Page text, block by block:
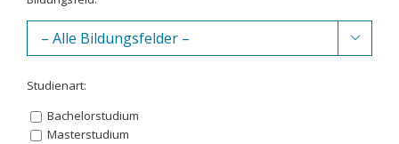

Studienart:
Bachelorstudium
Masterstudium